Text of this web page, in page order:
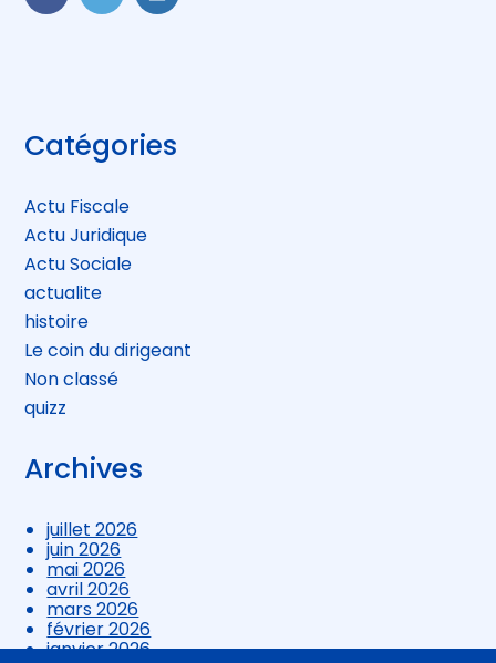
FaceBook
TwitterLinkedIn
Blog
sidebar
Catégories
Actu Fiscale
Actu Juridique
Actu Sociale
actualite
histoire
Le coin du dirigeant
Non classé
quizz
Archives
juillet 2026
juin 2026
mai 2026
avril 2026
mars 2026
février 2026
janvier 2026